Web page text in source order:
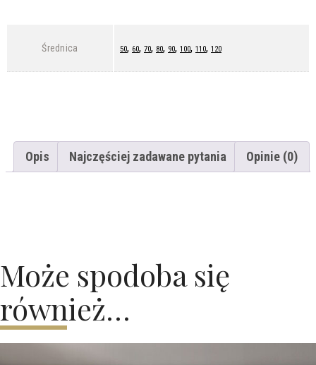
Średnica 50, 60, 70, 80, 90, 100, 110, 120
Opis Najczęściej zadawane pytania Opinie (0)
Może spodoba się
również…